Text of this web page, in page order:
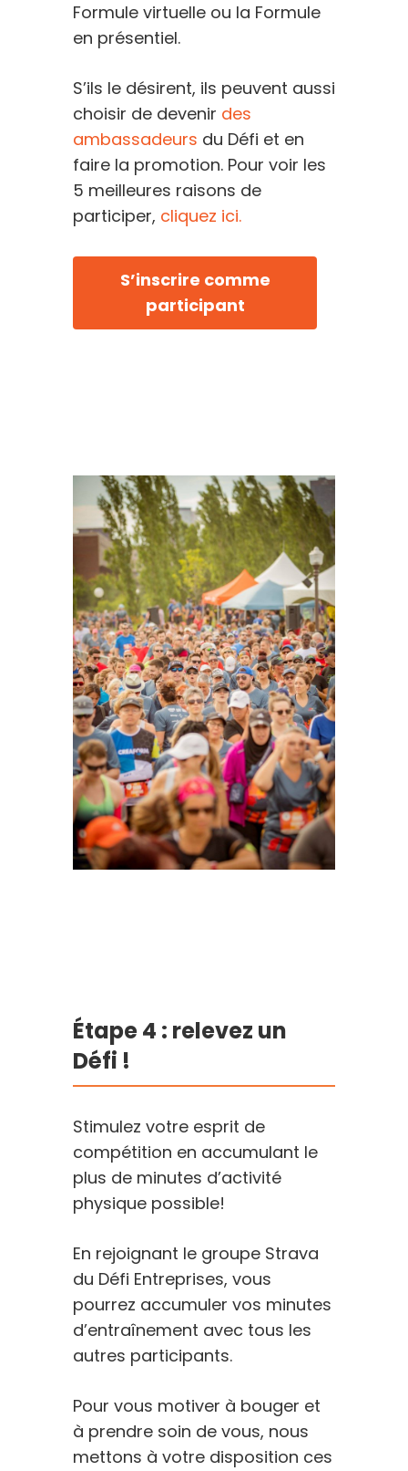
Formule virtuelle ou la Formule
en présentiel.
S’ils le désirent, ils peuvent aussi
choisir de devenir des
ambassadeurs du Défi et en
faire la promotion. Pour voir les
5 meilleures raisons de
participer, cliquez ici.
S’inscrire comme
participant
Étape 4 : relevez un
Défi !
Stimulez votre esprit de
compétition en accumulant le
plus de minutes d’activité
physique possible!
En rejoignant le groupe Strava
du Défi Entreprises, vous
pourrez accumuler vos minutes
d’entraînement avec tous les
autres participants.
Pour vous motiver à bouger et
à prendre soin de vous, nous
mettons à votre disposition ces